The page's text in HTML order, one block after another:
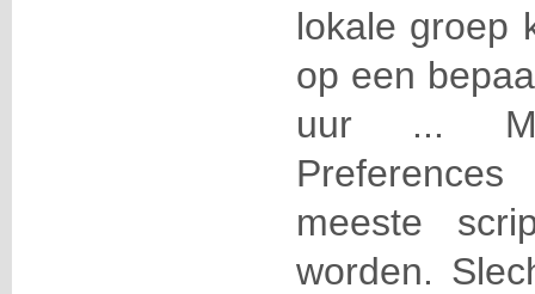
lokale groep
op een
uur ...
meeste
worden.